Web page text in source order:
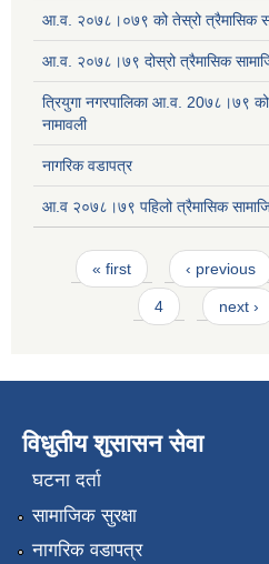
आ.व. २०७८।०७९ को तेस्रो त्रैमासिक
आ.व. २०७८।७९ दोस्रो त्रैमासिक
त्रियुगा नगरपालिका आ.व. 20७८।७९ को
नामावली
नागरिक वडापत्र
आ.व २०७८।७९ पहिलो त्रैमासिक
Pages
« first ‹ previous
4 next ›
विधुतीय शुसासन सेवा
घटना दर्ता
सामाजिक सुरक्षा
नागरिक वडापत्र